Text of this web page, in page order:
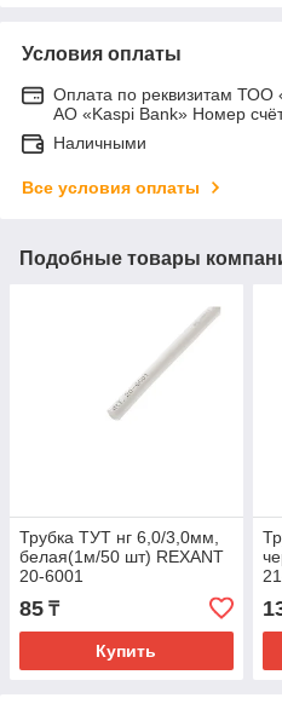
Условия оплаты
Оплата по реквизитам ТОО
АО «Kaspi Bank» Номер
Наличными
Все условия оплаты
Подобные товары
Трубка ТУТ нг 6,0/3,0мм,
белая(1м/50 шт) REXANT
20-6001
85 ₸
Купить